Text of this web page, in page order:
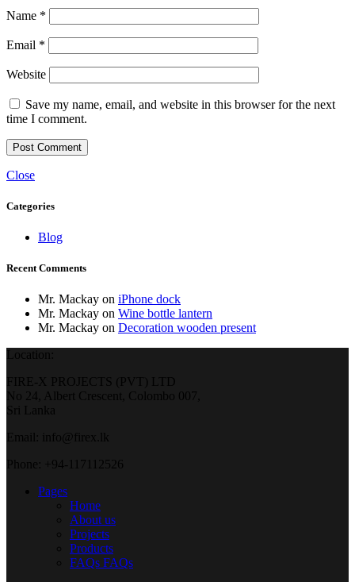
Name *
Email *
Website
Save my name, email, and website in this browser for the next
time I comment.
Close
Categories
Blog
Recent Comments
Mr. Mackay on iPhone dock
Mr. Mackay on Wine bottle lantern
Mr. Mackay on Decoration wooden present
Location:
FIRE-X PROJECTS (PVT) LTD
No 24, Albert Crescent, Colombo 007,
Sri Lanka
Email: info@firex.lk
Phone: +94-117112526
Pages
Home
About us
Projects
Products
FAQs FAQs